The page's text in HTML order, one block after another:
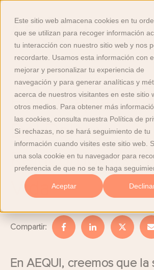
Este sitio web almacena cookies en tu
que se utilizan para recoger información
tu interacción con nuestro sitio web y nos
recordarte. Usamos esta información con
mejorar y personalizar tu experiencia de
navegación y para generar analíticas y
acerca de nuestros visitantes en este sitio
otros medios. Para obtener más
las cookies, consulta nuestra Política de
Si rechazas, no se hará seguimiento de tu
información cuando visites este sitio web.
una sola cookie en tu navegador para
preferencia de que no se te haga
Aceptar
Fisioterapia:
Del Dolor y
Reincorporarse a
Vida
Compartir:
En AEQUI, creemos que la